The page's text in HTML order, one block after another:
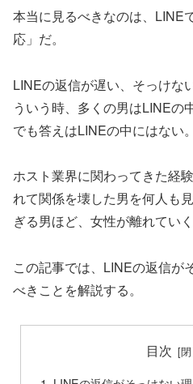
本当に見るべきなのは、LINE
応」だ。
LINEの返信が遅い、そっけな
ういう時、多くの男はLINEの
でも答えはLINEの中にはない。
ホスト業界に関わってきた経
れて関係を壊した男を何人も
ぎる男ほど、女性が離れていく
この記事では、LINEの返信が
べきことを解説する。
目次